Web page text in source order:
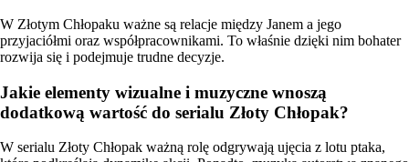
W Złotym Chłopaku ważne są relacje między Janem a jego
przyjaciółmi oraz współpracownikami. To właśnie dzięki nim bohater
rozwija się i podejmuje trudne decyzje.
Jakie elementy wizualne i muzyczne wnoszą
dodatkową wartość do serialu Złoty Chłopak?
W serialu Złoty Chłopak ważną rolę odgrywają ujęcia z lotu ptaka,